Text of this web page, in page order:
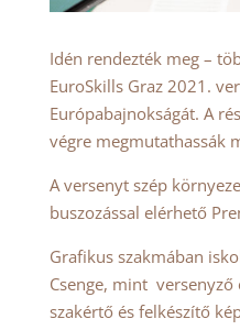
Idén rendezték meg –
EuroSkills Graz 2021.
Európabajnokságát. A
végre megmutathassák
A versenyt szép
buszozással elérhető
Grafikus szakmában
Csenge, mint versenyző
szakértő és felkészítő